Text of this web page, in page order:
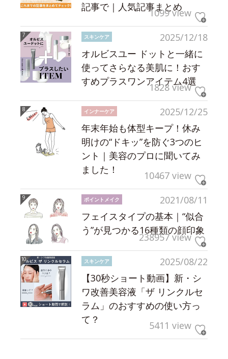
記事で｜人気記事まとめ
1099 view
2025/12/18
スキンケア
オルビスユー ドットと一緒に
使ってさらなる美肌に！おす
すめプラスワンアイテム4選
1828 view
2025/12/25
インナーケア
年末年始も体型キープ！休み
明けの“ドキッ”を防ぐ3つのヒ
ント｜美容のプロに聞いてみ
ました！
10467 view
2021/08/11
ポイントメイク
フェイスタイプの基本｜“似合
う”が見つかる16種類の顔印象
238957 view
2025/08/22
スキンケア
【30秒ショート動画】新・シ
ワ改善美容液「ザ リンクルセ
ラム」のおすすめの使い方っ
て？
5411 view